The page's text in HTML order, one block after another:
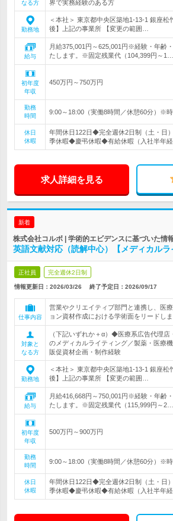
なる方
界で実務経験のある方
勤務地
＜本社＞ 東京都中央区築地1-13-1 銀座松
後】上記の事業所 【変更の範囲…
給与
月給375,001円～625,001円※経験・年齢
たします。※固定残業代（104,399円～1…
初年度
年収
450万円～750万円
勤務
時間
9:00～18:00（実働8時間／休憩60分）※
休日
休暇
年間休日122日◆完全週休2日制（土・日
季休暇◆慶弔休暇◆有給休暇（入社半年
求人詳細を見る
新着
株式会社コルボ | 学術的エビデンスに基づいた情
英語文献対応（読解中心）【メディカル
正社員 完全週休2日制
情報更新日：2026/03/26 終了予定日： 2026/09/17
仕事内容
営業やクリエイティブ部門と連携し、医
ョン資材作成における学術面をリードし
対象と
なる方
（下記いずれか＋α）◆医療系広告代理店
のメディカルライティング／製薬・医療
販促資材企画・制作経験
勤務地
＜本社＞ 東京都中央区築地1-13-1 銀座松
後】上記の事業所 【変更の範囲…
給与
月給416,668円～750,001円※経験・年齢
たします。※固定残業代（115,999円～2…
初年度
年収
500万円～900万円
勤務
時間
9:00～18:00（実働8時間／休憩60分）※
休日
休暇
年間休日122日◆完全週休2日制（土・日
季休暇◆慶弔休暇◆有給休暇（入社半年